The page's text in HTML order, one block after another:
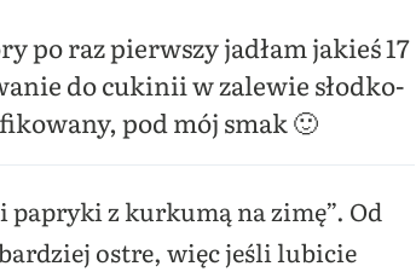
po raz pierwszy jadłam jakieś 17
do cukinii w zalewie słodko-
pod mój smak 🙂
papryki z kurkumą na zimę”. Od
ostre, więc jeśli lubicie